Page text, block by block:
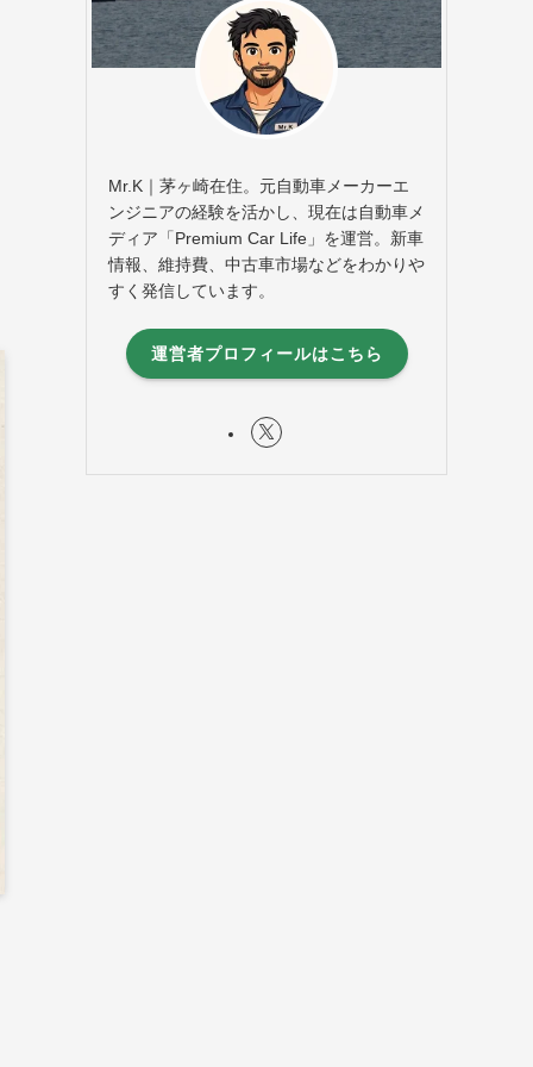
Mr.K｜茅ヶ崎在住。元自動車メーカーエ
ンジニアの経験を活かし、現在は自動車メ
ディア「Premium Car Life」を運営。新車
情報、維持費、中古車市場などをわかりや
すく発信しています。
運営者プロフィールはこちら